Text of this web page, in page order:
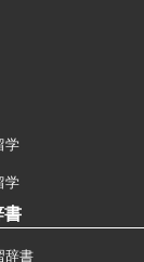
学
学
書
辞書